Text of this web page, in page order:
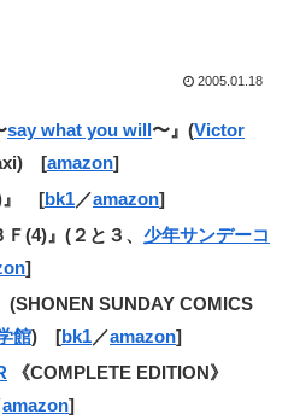
2005.01.18
say what you will〜』(Victor
[amazon]
』 [bk1／amazon]
(4)』(２と３、 少年サンデーコ
]
(SHONEN SUNDAY COMICS
館) [bk1／amazon]
《COMPLETE EDITION》
amazon]